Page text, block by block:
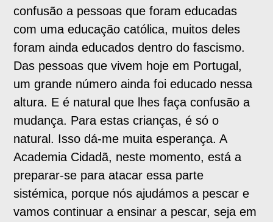
confusão a pessoas que foram educadas
com uma educação católica, muitos deles
foram ainda educados dentro do fascismo.
Das pessoas que vivem hoje em Portugal,
um grande número ainda foi educado nessa
altura. E é natural que lhes faça confusão a
mudança. Para estas crianças, é só o
natural. Isso dá-me muita esperança. A
Academia Cidadã, neste momento, está a
preparar-se para atacar essa parte
sistémica, porque nós ajudámos a pescar e
vamos continuar a ensinar a pescar, seja em